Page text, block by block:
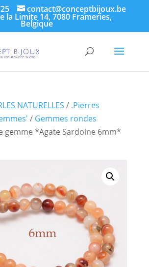
contact@conceptbijoux.be
la Limite 14, 7080 Frameries,
Belgique
NATURELLES / .Pierres
/ Gemmes rondes
gemme *Agate Sardoine 6mm*